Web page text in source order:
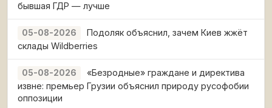
бывшая ГДР — лучше
05-08-2026
Подоляк объяснил, зачем Киев жжёт
склады Wildberries
05-08-2026
«Безродные» граждане и директива
извне: премьер Грузии объяснил природу русофобии
оппозиции